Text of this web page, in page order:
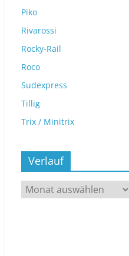
Piko
Rivarossi
Rocky-Rail
Roco
Sudexpress
Tillig
Trix / Minitrix
Verlauf